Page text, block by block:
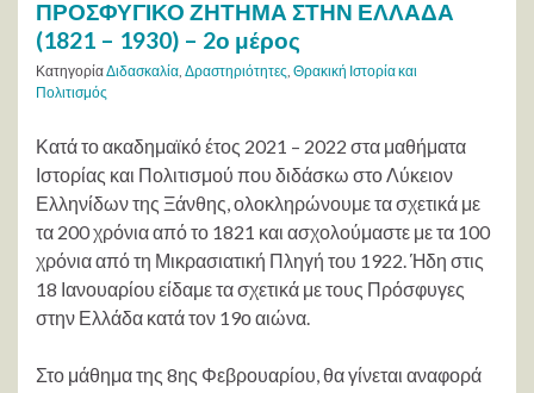
ΠΡΟΣΦΥΓΙΚΟ ΖΗΤΗΜΑ ΣΤΗΝ ΕΛΛΑΔΑ
(1821 – 1930) – 2ο μέρος
ΚατηγορίαΔιδασκαλία, Δραστηριότητες, Θρακική Ιστορία και
Πολιτισμός
Κατά το ακαδημαϊκό έτος 2021 – 2022 στα μαθήματα
Ιστορίας και Πολιτισμού που διδάσκω στο Λύκειον
Ελληνίδων της Ξάνθης, ολοκληρώνουμε τα σχετικά με
τα 200 χρόνια από το 1821 και ασχολούμαστε με τα 100
χρόνια από τη Μικρασιατική Πληγή του 1922. Ήδη στις
18 Ιανουαρίου είδαμε τα σχετικά με τους Πρόσφυγες
στην Ελλάδα κατά τον 19ο αιώνα.
Στο μάθημα της 8ης Φεβρουαρίου, θα γίνεται αναφορά